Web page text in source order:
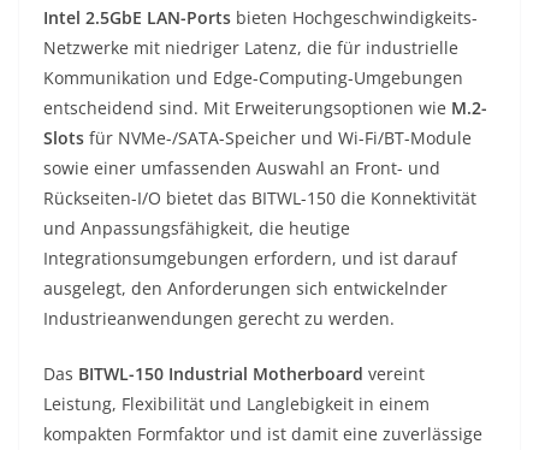
Intel 2.5GbE LAN-Ports bieten Hochgeschwindigkeits-
Netzwerke mit niedriger Latenz, die für industrielle
Kommunikation und Edge-Computing-Umgebungen
entscheidend sind. Mit Erweiterungsoptionen wie M.2-
Slots für NVMe-/SATA-Speicher und Wi-Fi/BT-Module
sowie einer umfassenden Auswahl an Front- und
Rückseiten-I/O bietet das BITWL-150 die Konnektivität
und Anpassungsfähigkeit, die heutige
Integrationsumgebungen erfordern, und ist darauf
ausgelegt, den Anforderungen sich entwickelnder
Industrieanwendungen gerecht zu werden.
Das BITWL-150 Industrial Motherboard vereint
Leistung, Flexibilität und Langlebigkeit in einem
kompakten Formfaktor und ist damit eine zuverlässige